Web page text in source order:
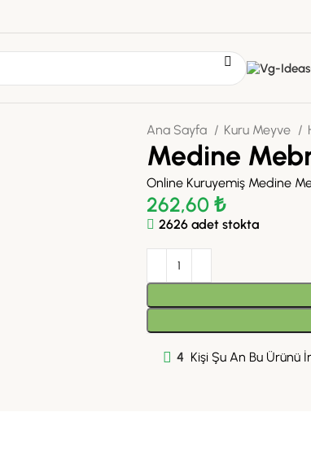
Ana Sayfa Kuru Meyve
Medine
Online Kuruyemiş Medine
262,60 ₺
2626 adet stokta
4 Kişi Şu An Bu Ürünü